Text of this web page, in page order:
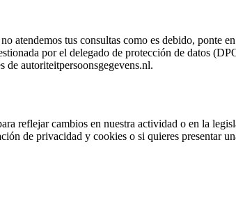
atendemos tus consultas como es debido, ponte
por el delegado de protección de datos
de autoriteitpersoonsgegevens.nl.
reflejar cambios en nuestra actividad o en la
de privacidad y cookies o si quieres presentar